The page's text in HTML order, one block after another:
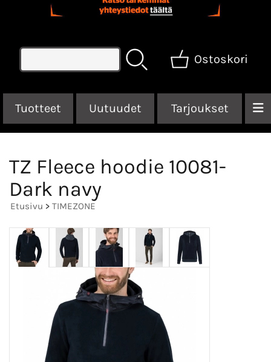
Ostoskori
Tuotteet Uutuudet Tarjoukset
TZ Fleece hoodie 10081-
Dark navy
Etusivu > TIMEZONE